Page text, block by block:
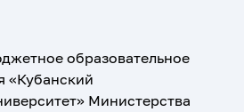
образовательное
«Кубанский
Министерства